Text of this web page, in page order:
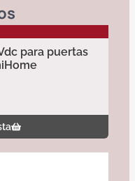
para puertas